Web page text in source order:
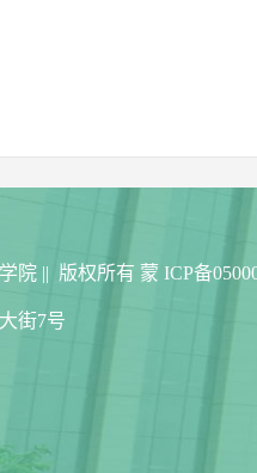
院 || 版权所有 蒙 ICP备
街7号